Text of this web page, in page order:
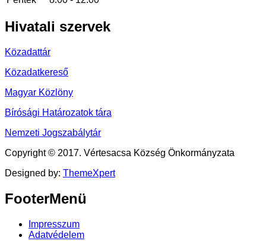
Hivatali szervek
Közadattár
Közadatkereső
Magyar Közlöny
Bírósági Határozatok tára
Nemzeti Jogszabálytár
Copyright © 2017. Vértesacsa Község Önkormányzata
Designed by: ThemeXpert
FooterMenü
Impresszum
Adatvédelem